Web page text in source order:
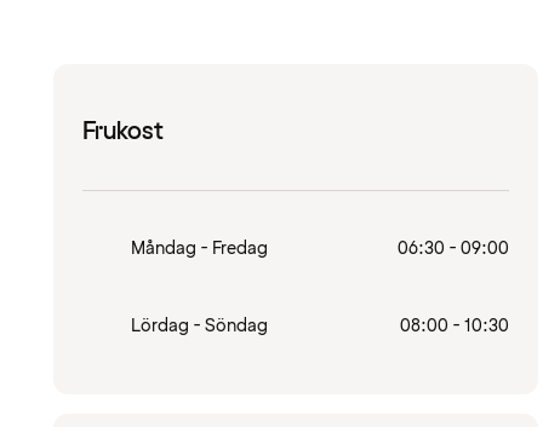
Frukost
Måndag - Fredag 06:30 - 09:00
Lördag - Söndag 08:00 - 10:30